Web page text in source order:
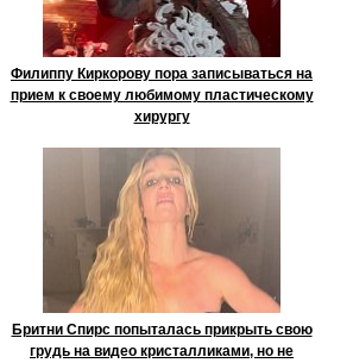
Филиппу Киркорову пора записываться на
прием к своему любимому пластическому
хирургу
Бритни Спирс попыталась прикрыть свою
грудь на видео кристалликами, но не